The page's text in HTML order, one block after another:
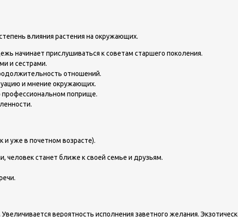
влияния растения на окружающих.
начинает прислушиваться к советам старшего поколения.
и сестрами.
отношений.
и мнение окружающих.
профессиональном поприще.
уже в почетном возрасте).
человек станет ближе к своей семье и друзьям.
Увеличивается вероятность исполнения заветного желания.